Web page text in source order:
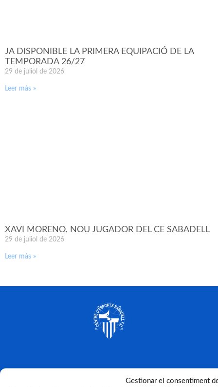
Gestionar el consentiment
JA DISPONIBLE LA PRIMERA EQUIPACIÓ DE LA
TEMPORADA 26/27
29 de juliol de 2026
Leer más »
XAVI MORENO, NOU JUGADOR DEL CE SABADELL
29 de juliol de 2026
Leer más »